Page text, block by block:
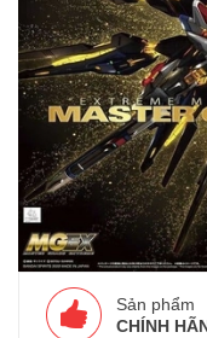
Sản phẩm
CHÍNH